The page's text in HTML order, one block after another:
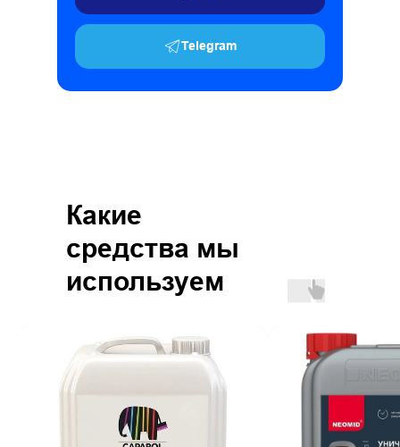
Telegram
Какие
средства мы
используем